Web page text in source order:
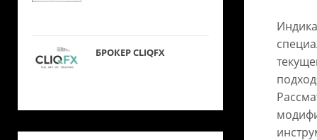
БРОКЕР CLIQFX